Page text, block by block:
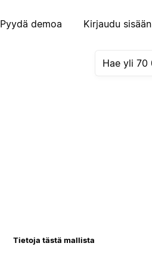
Pyydä demoa Kirjaudu sisään
Tietoja tästä mallista